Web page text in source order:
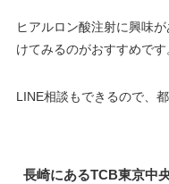
ヒアルロン酸注射に興味
けてみるのがおすすめです
LINE相談もできるので、
長崎にあるTCB東京中